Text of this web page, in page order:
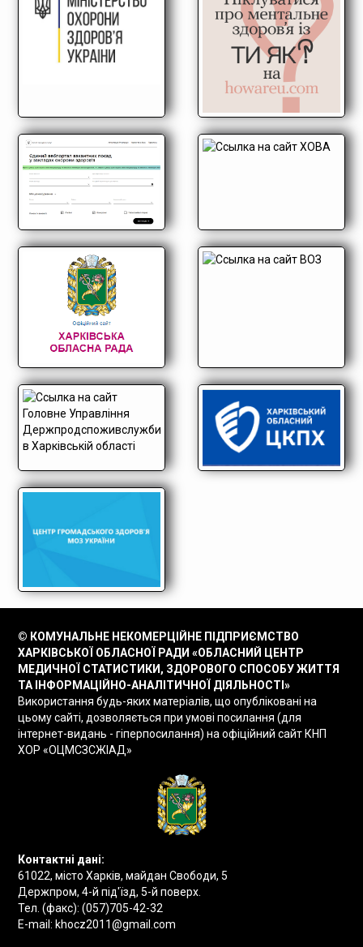
© КОМУНАЛЬНЕ НЕКОМЕРЦІЙНЕ ПІДПРИЄМСТВО
ХАРКІВСЬКОЇ ОБЛАСНОЇ РАДИ «ОБЛАСНИЙ ЦЕНТР
МЕДИЧНОЇ СТАТИСТИКИ, ЗДОРОВОГО СПОСОБУ ЖИТТЯ
ТА ІНФОРМАЦІЙНО-АНАЛІТИЧНОЇ ДІЯЛЬНОСТІ»
Використання будь-яких матеріалів, що опубліковані на
цьому сайті, дозволяється при умові посилання (для
інтернет-видань - гіперпосилання) на офіційний сайт КНП
ХОР «ОЦМСЗСЖІАД»
Контактні дані:
61022, місто Харків, майдан Свободи, 5
Держпром, 4-й під'їзд, 5-й поверх.
Тел. (факс):(057)705-42-32
E-mail: khocz2011@gmail.com